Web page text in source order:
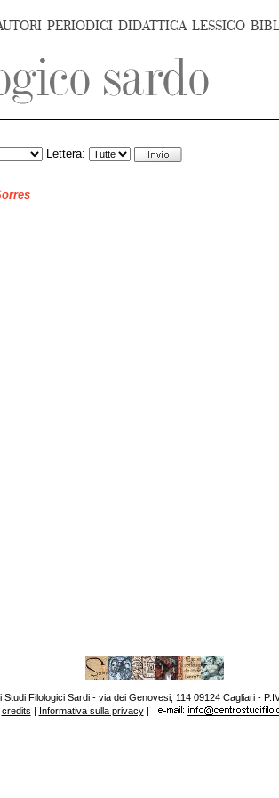
PERIODICI DIDATTICA LESSICO
Lettera:
Studi Filologici Sardi - via dei Genovesi, 114 09124 Cagliari -
credits | Informativa sulla privacy|